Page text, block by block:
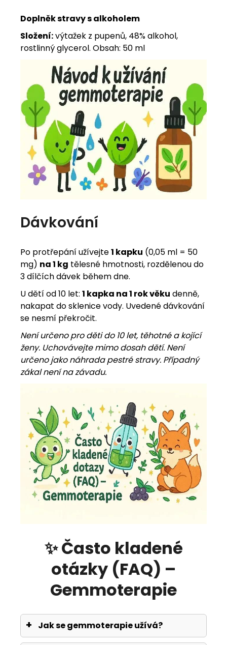
Doplněk stravy s alkoholem
Složení:výtažek z pupenů, 48% alkohol,
rostlinný glycerol. Obsah: 50 ml
Dávkování
Po protřepání užívejte1 kapku (0,05 ml = 50
mg) na 1 kg tělesné hmotnosti, rozdělenou do
3 dílčích dávek během dne.
U dětí od 10 let: 1 kapka na 1 rok věku denně,
nakapat do sklenice vody. Uvedené dávkování
se nesmí překročit.
Není určeno pro děti do 10 let, těhotné a kojící
ženy. Uchovávejte mimo dosah dětí. Není
určeno jako náhrada pestré stravy. Případný
zákal není na závadu.
✨ Často kladené
otázky (FAQ) –
Gemmoterapie
Jak se gemmoterapie užívá?